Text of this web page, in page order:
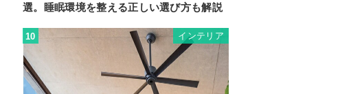
選。睡眠環境を整える正しい選び方も解説
10 インテリア